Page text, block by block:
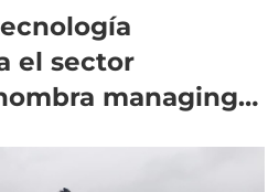
el sector
managing